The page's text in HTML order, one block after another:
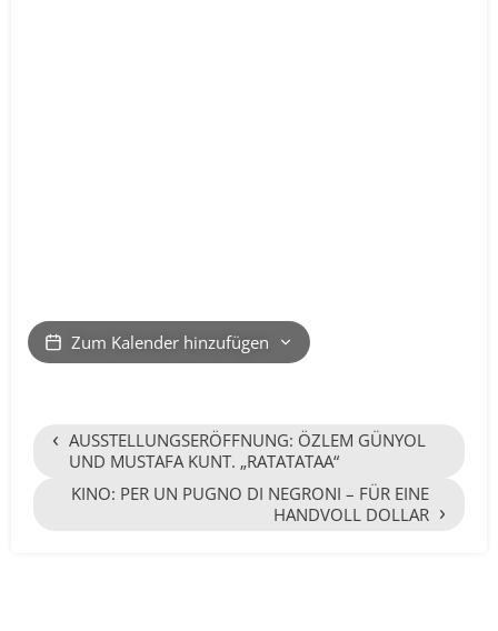
Zum Kalender hinzufügen
‹ AUSSTELLUNGSERÖFFNUNG: ÖZLEM GÜNYOL
UND MUSTAFA KUNT. „RATATATAA“
KINO: PER UN PUGNO DI NEGRONI – FÜR EINE
HANDVOLL DOLLAR ›